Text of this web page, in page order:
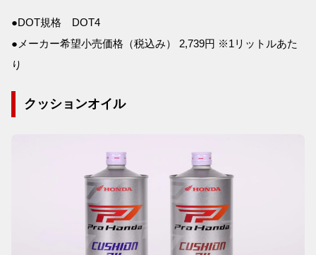
●DOT規格 DOT4
●メーカー希望小売価格（税込み） 2,739円 ※1リットルあた
り
クッションオイル